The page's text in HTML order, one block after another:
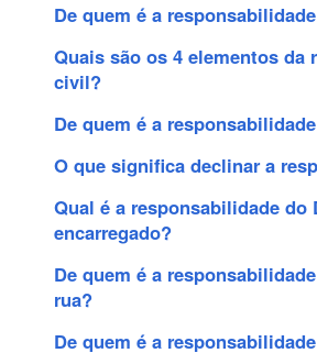
De quem é a
Quais são os 4 elementos da
civil?
De quem é a
O que significa declinar a
Qual é a responsabilidade do
encarregado?
De quem é a
rua?
De quem é a